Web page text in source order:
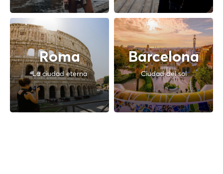
Roma
La ciudad eterna
Barcelona
Ciudad del sol